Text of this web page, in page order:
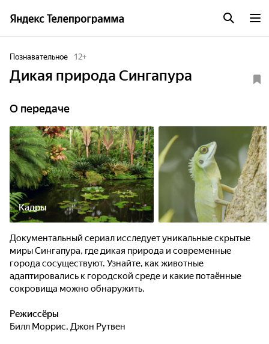
Познавательное 12+
Дикая природа Сингапура
О передаче
Кадры
Документальный сериал исследует уникальные скрытые
миры Сингапура, где дикая природа и современные
города сосуществуют. Узнайте, как животные
адаптировались к городской среде и какие потаённые
сокровища можно обнаружить.
Режиссёры
Билл Моррис, Джон Рутвен